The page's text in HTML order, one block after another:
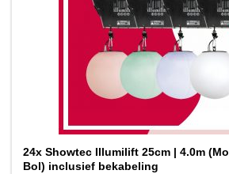
24x Showtec Illumilift 25cm | 4.0m
Bol) inclusief bekabeling